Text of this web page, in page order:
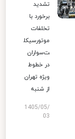
تشدید
برخورد با
تخلفات
موتورسیکل
ت‌سواران
در خطوط
ویژه تهران
از شنبه
1405/05/
03